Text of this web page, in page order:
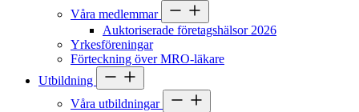
Våra medlemmar
Auktoriserade företagshälsor 2026
Yrkesföreningar
Förteckning över MRO-läkare
Utbildning
Våra utbildningar